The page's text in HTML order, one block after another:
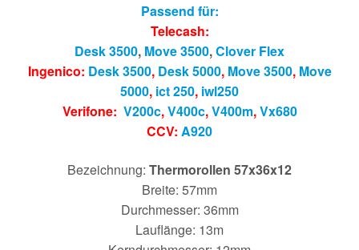
Passend für:
Telecash:
Desk 3500, Move 3500,Clover Flex
Ingenico: Desk 3500, Desk 5000, Move 3500, Move
5000, ict 250, iwl250
Verifone: V200c,V400c,V400m,Vx680
CCV: A920
Bezeichnung: Thermorollen 57x36x12
Breite: 57mm
Durchmesser: 36mm
Lauflänge: 13m